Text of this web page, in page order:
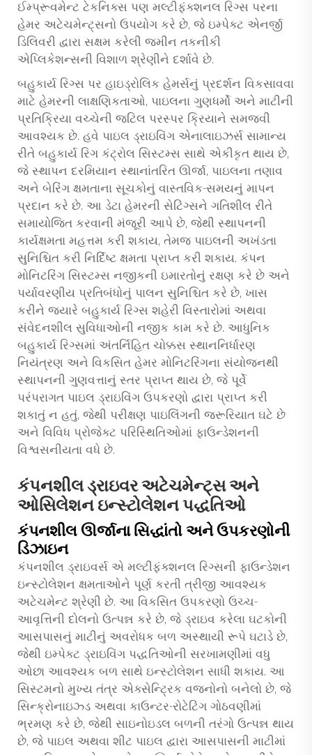
ઈમ્પ્રૂવમેન્ટ ટેકનિક્સ પણ મલ્ટીફંક્શનલ રિગ્સ પરના
હેમર અટેચમેન્ટ્સનો ઉપયોગ કરે છે, જે ઇમ્પેક્ટ એનર્જી
ડિલિવરી દ્વારા સક્ષમ કરેલી જમીન તકનીકી
એપ્લિકેશન્સની વિશાળ શ્રેણીને દર્શાવે છે.
બહુકાર્ય રિગ્સ પર હાઇડ્રોલિક હેમર્સનું પ્રદર્શન વિકસાવવા
માટે હેમરની લાક્ષણિકતાઓ, પાઇલના ગુણધર્મો અને માટીની
પ્રતિક્રિયા વચ્ચેની જટિલ પરસ્પર ક્રિયાને સમજવી
આવશ્યક છે. હવે પાઇલ ડ્રાઇવિંગ એનાલાઇઝર્સ સામાન્ય
રીતે બહુકાર્ય રિગ કંટ્રોલ સિસ્ટમ્સ સાથે એકીકૃત થાય છે,
જે સ્થાપન દરમિયાન સ્થાનાંતરિત ઊર્જા, પાઇલના તણાવ
અને બેરિંગ ક્ષમતાના સૂચકોનું વાસ્તવિક-સમયનું માપન
પ્રદાન કરે છે. આ ડેટા હેમરની સેટિંગ્સને ગતિશીલ રીતે
સમાયોજિત કરવાની મંજૂરી આપે છે, જેથી સ્થાપનની
કાર્યક્ષમતા મહત્તમ કરી શકાય, તેમજ પાઇલની અખંડતા
સુનિશ્ચિત કરી નિર્દિષ્ટ ક્ષમતા પ્રાપ્ત કરી શકાય. કંપન
મોનિટરિંગ સિસ્ટમ્સ નજીકની ઇમારતોનું રક્ષણ કરે છે અને
પર્યાવરણીય પ્રતિબંધોનું પાલન સુનિશ્ચિત કરે છે, ખાસ
કરીને જ્યારે બહુકાર્ય રિગ્સ શહેરી વિસ્તારોમાં અથવા
સંવેદનશીલ સુવિધાઓની નજીક કામ કરે છે. આધુનિક
બહુકાર્ય રિગ્સમાં અંતર્નિહિત ચોક્કસ સ્થાનનિર્ધારણ
નિયંત્રણ અને વિકસિત હેમર મોનિટરિંગના સંયોજનથી
સ્થાપનની ગુણવત્તાનું સ્તર પ્રાપ્ત થાય છે, જે પૂર્વે
પરંપરાગત પાઇલ ડ્રાઇવિંગ ઉપકરણો દ્વારા પ્રાપ્ત કરી
શકાતું ન હતું, જેથી પરીક્ષણ પાઇલિંગની જરૂરિયાત ઘટે છે
અને વિવિધ પ્રોજેક્ટ પરિસ્થિતિઓમાં ફાઉન્ડેશનની
વિશ્વસનીયતા વધે છે.
કંપનશીલ ડ્રાઇવર અટેચમેન્ટ્સ અને
ઓસિલેશન ઇન્સ્ટોલેશન પદ્ધતિઓ
કંપનશીલ ઊર્જાના સિદ્ધાંતો અને ઉપકરણોની
ડિઝાઇન
કંપનશીલ ડ્રાઇવર્સ એ મલ્ટીફંક્શનલ રિગ્સની ફાઉન્ડેશન
ઇન્સ્ટોલેશન ક્ષમતાઓને પૂર્ણ કરતી ત્રીજી આવશ્યક
અટેચમેન્ટ શ્રેણી છે. આ વિકસિત ઉપકરણો ઉચ્ચ-
આવૃત્તિની દોલનો ઉત્પન્ન કરે છે, જે ડ્રાઇવ કરેલા ઘટકોની
આસપાસનું માટીનું અવરોધક બળ અસ્થાયી રૂપે ઘટાડે છે,
જેથી ઇમ્પેક્ટ ડ્રાઇવિંગ પદ્ધતિઓની સરખામણીમાં વધુ
ઓછા આવશ્યક બળ સાથે ઇન્સ્ટોલેશન સાધી શકાય. આ
સિસ્ટમનો મુખ્ય તંત્ર એક્સેન્ટ્રિક વજનોનો બનેલો છે, જે
સિન્ક્રોનાઇઝ્ડ અથવા કાઉન્ટર-રોટેટિંગ ગોઠવણીમાં
ભ્રમણ કરે છે, જેથી સાઇનોઇડલ બળની તરંગો ઉત્પન્ન થાય
છે, જે પાઇલ અથવા શીટ પાઇલ દ્વારા આસપાસની માટીમાં